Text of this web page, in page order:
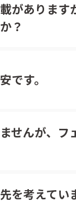
があります
？
です。
せんが、フ
を考えてい